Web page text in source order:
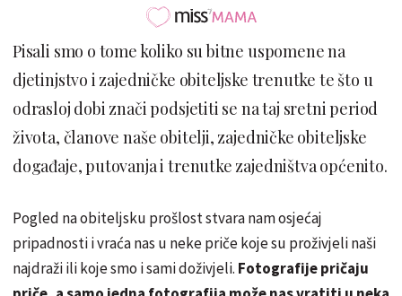
Pisali smo o tome koliko su bitne uspomene na
djetinjstvo i zajedničke obiteljske trenutke te što u
odrasloj dobi znači podsjetiti se na taj sretni period
života, članove naše obitelji, zajedničke obiteljske
događaje, putovanja i trenutke zajedništva općenito.
Pogled na obiteljsku prošlost stvara nam osjećaj
pripadnosti i vraća nas u neke priče koje su proživjeli naši
najdraži ili koje smo i sami doživjeli. Fotografije pričaju